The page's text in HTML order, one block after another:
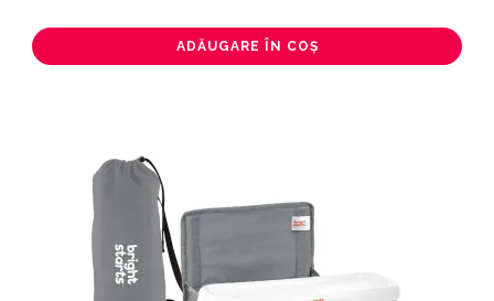
ADĂUGARE ÎN COȘ